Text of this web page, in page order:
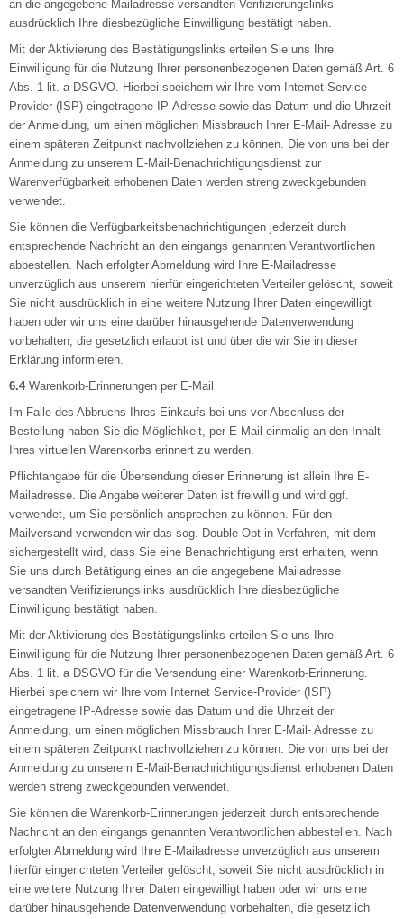
an die angegebene Mailadresse versandten Verifizierungslinks
ausdrücklich Ihre diesbezügliche Einwilligung bestätigt haben.
Mit der Aktivierung des Bestätigungslinks erteilen Sie uns Ihre
Einwilligung für die Nutzung Ihrer personenbezogenen Daten gemäß Art. 6
Abs. 1 lit. a DSGVO. Hierbei speichern wir Ihre vom Internet Service-
Provider (ISP) eingetragene IP-Adresse sowie das Datum und die Uhrzeit
der Anmeldung, um einen möglichen Missbrauch Ihrer E-Mail- Adresse zu
einem späteren Zeitpunkt nachvollziehen zu können. Die von uns bei der
Anmeldung zu unserem E-Mail-Benachrichtigungsdienst zur
Warenverfügbarkeit erhobenen Daten werden streng zweckgebunden
verwendet.
Sie können die Verfügbarkeitsbenachrichtigungen jederzeit durch
entsprechende Nachricht an den eingangs genannten Verantwortlichen
abbestellen. Nach erfolgter Abmeldung wird Ihre E-Mailadresse
unverzüglich aus unserem hierfür eingerichteten Verteiler gelöscht, soweit
Sie nicht ausdrücklich in eine weitere Nutzung Ihrer Daten eingewilligt
haben oder wir uns eine darüber hinausgehende Datenverwendung
vorbehalten, die gesetzlich erlaubt ist und über die wir Sie in dieser
Erklärung informieren.
6.4Warenkorb-Erinnerungen per E-Mail
Im Falle des Abbruchs Ihres Einkaufs bei uns vor Abschluss der
Bestellung haben Sie die Möglichkeit, per E-Mail einmalig an den Inhalt
Ihres virtuellen Warenkorbs erinnert zu werden.
Pflichtangabe für die Übersendung dieser Erinnerung ist allein Ihre E-
Mailadresse. Die Angabe weiterer Daten ist freiwillig und wird ggf.
verwendet, um Sie persönlich ansprechen zu können. Für den
Mailversand verwenden wir das sog. Double Opt-in Verfahren, mit dem
sichergestellt wird, dass Sie eine Benachrichtigung erst erhalten, wenn
Sie uns durch Betätigung eines an die angegebene Mailadresse
versandten Verifizierungslinks ausdrücklich Ihre diesbezügliche
Einwilligung bestätigt haben.
Mit der Aktivierung des Bestätigungslinks erteilen Sie uns Ihre
Einwilligung für die Nutzung Ihrer personenbezogenen Daten gemäß Art. 6
Abs. 1 lit. a DSGVO für die Versendung einer Warenkorb-Erinnerung.
Hierbei speichern wir Ihre vom Internet Service-Provider (ISP)
eingetragene IP-Adresse sowie das Datum und die Uhrzeit der
Anmeldung, um einen möglichen Missbrauch Ihrer E-Mail- Adresse zu
einem späteren Zeitpunkt nachvollziehen zu können. Die von uns bei der
Anmeldung zu unserem E-Mail-Benachrichtigungsdienst erhobenen Daten
werden streng zweckgebunden verwendet.
Sie können die Warenkorb-Erinnerungen jederzeit durch entsprechende
Nachricht an den eingangs genannten Verantwortlichen abbestellen. Nach
erfolgter Abmeldung wird Ihre E-Mailadresse unverzüglich aus unserem
hierfür eingerichteten Verteiler gelöscht, soweit Sie nicht ausdrücklich in
eine weitere Nutzung Ihrer Daten eingewilligt haben oder wir uns eine
darüber hinausgehende Datenverwendung vorbehalten, die gesetzlich